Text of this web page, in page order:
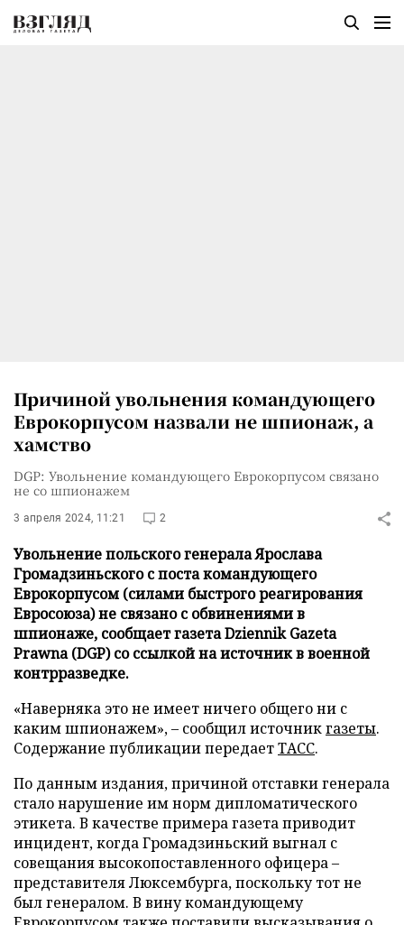
Причиной увольнения командующего
Еврокорпусом назвали не шпионаж, а
хамство
DGP: Увольнение командующего Еврокорпусом связано
не со шпионажем
3 апреля 2024, 11:21 2
Увольнение польского генерала Ярослава
Громадзиньского с поста командующего
Еврокорпусом (силами быстрого реагирования
Евросоюза) не связано с обвинениями в
шпионаже, сообщает газета Dziennik Gazeta
Prawna (DGP) со ссылкой на источник в военной
контрразведке.
«Наверняка это не имеет ничего общего ни с
каким шпионажем», – сообщил источникгазеты.
Содержание публикации передаетТАСС.
По данным издания, причиной отставки генерала
стало нарушение им норм дипломатического
этикета. В качестве примера газета приводит
инцидент, когда Громадзиньский выгнал с
совещания высокопоставленного офицера –
представителя Люксембурга, поскольку тот не
был генералом. В вину командующему